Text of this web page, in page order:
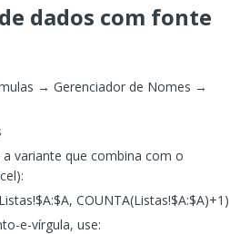
dados com fonte
→ Gerenciador de Nomes →
a variante que combina com o
COUNTA(Listas!$A:$A)+1)
e-vírgula, use: